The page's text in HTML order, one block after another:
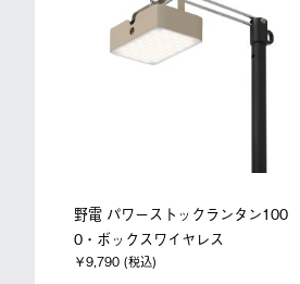
野電 パワーストックランタン100
0・ボックスワイヤレス
￥9,790 (税込)